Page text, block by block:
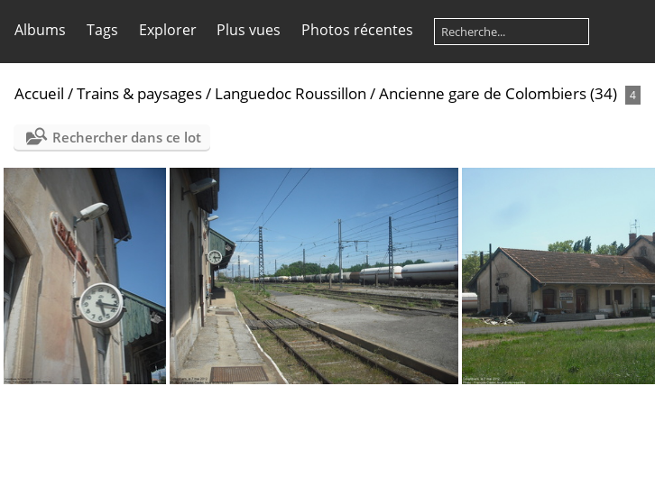
Albums Tags Explorer Plus vues Photos récentes
Accueil /Trains & paysages/ Languedoc Roussillon /Ancienne gare de Colombiers (34) 4
Rechercher dans ce lot